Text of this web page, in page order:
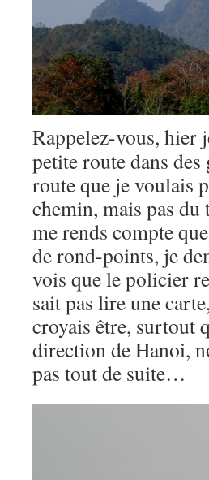
Rappelez-vous, hier
petite route dans
route que je voulais
chemin, mais pas du
me rends compte
de rond-points, je
vois que le policier
sait pas lire une
croyais être, surtout
direction de Hanoi,
pas tout de suite…